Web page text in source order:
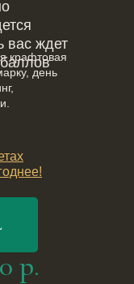
вас ждет
крафтовая
день
р.